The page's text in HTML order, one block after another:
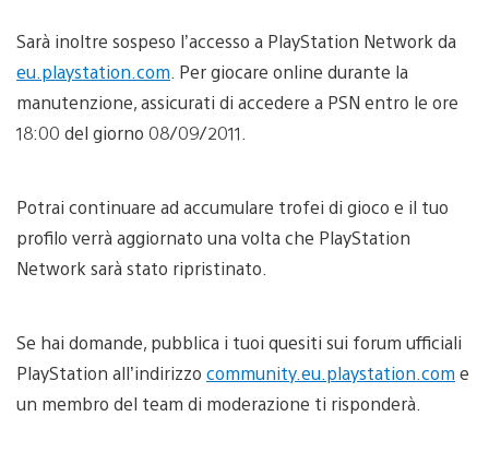
Sarà inoltre sospeso l’accesso a PlayStation Network da
eu.playstation.com . Per giocare online durante la
manutenzione, assicurati di accedere a PSN entro le ore
18:00 del giorno 08/09/2011.
Potrai continuare ad accumulare trofei di gioco e il tuo
profilo verrà aggiornato una volta che PlayStation
Network sarà stato ripristinato.
Se hai domande, pubblica i tuoi quesiti sui forum ufficiali
PlayStation all’indirizzo community.eu.playstation.com e
un membro del team di moderazione ti risponderà.